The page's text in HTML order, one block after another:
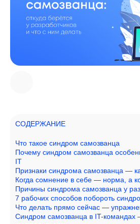
СОДЕРЖАНИЕ
Что такое синдром самозванца
Почему синдром самозванца
IT
Признаки синдрома самозванца —
Когда сомнение в себе — норма, а
Причины синдрома самозванца у
7 рабочих способов побороть
Что делать прямо сейчас —
Синдром самозванца в IT-командах